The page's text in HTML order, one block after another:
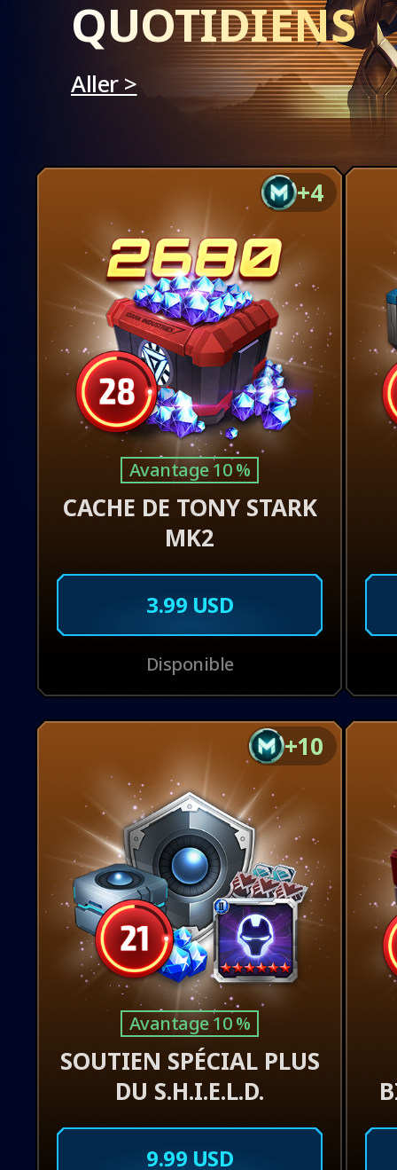
QUOTIDIENS
Aller >
+4
Avantage 10 %
CACHE DE TONY STARK
MK2
3.99 USD
Disponible
+10
Avantage 10 %
SOUTIEN SPÉCIAL PLUS
DU S.H.I.E.L.D.
9.99 USD